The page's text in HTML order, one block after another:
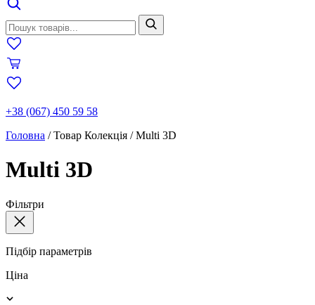
+38 (067) 450 59 58
Головна /Товар Колекція /Multi 3D
Multi 3D
Фільтри
Підбір параметрів
Ціна